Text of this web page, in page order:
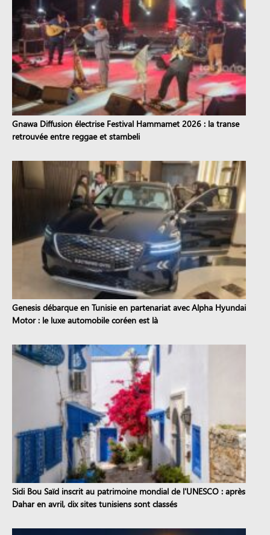
Gnawa Diffusion électrise Festival Hammamet 2026 : la transe
retrouvée entre reggae et stambeli
Genesis débarque en Tunisie en partenariat avec Alpha Hyundai
Motor : le luxe automobile coréen est là
Sidi Bou Saïd inscrit au patrimoine mondial de l'UNESCO : après
Dahar en avril, dix sites tunisiens sont classés